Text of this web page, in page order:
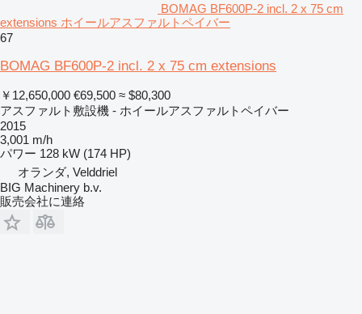
BOMAG BF600P-2 incl. 2 x 75 cm
extensions ホイールアスファルトペイバー
67
BOMAG BF600P-2 incl. 2 x 75 cm extensions
￥12,650,000 €69,500 ≈ $80,300
アスファルト敷設機 - ホイールアスファルトペイバー
2015
3,001 m/h
パワー 128 kW (174 HP)
オランダ, Velddriel
BIG Machinery b.v.
販売会社に連絡